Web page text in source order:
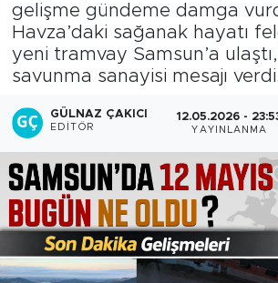
gelişme gündeme damga
Havza’daki sağanak hayatı
yeni tramvay Samsun’a
savunma sanayisi mesajı verdi.
GÜLNAZ ÇAKICI
EDITÖR
12.05.2026 -
YAYINLANMA